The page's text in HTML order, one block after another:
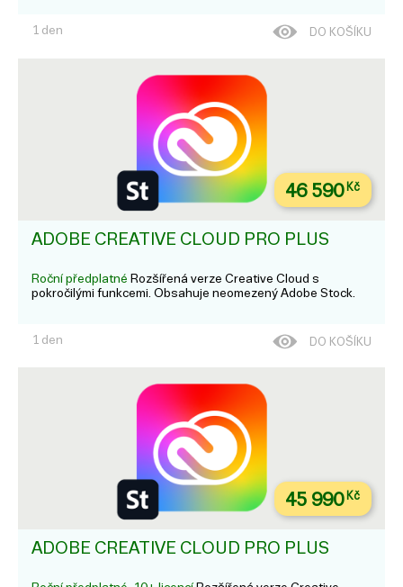
1 den DO KOŠÍKU
46 590Kč
ADOBE CREATIVE CLOUD PRO PLUS
Roční předplatné Rozšířená verze Creative Cloud s
pokročilými funkcemi. Obsahuje neomezený Adobe Stock.
1 den DO KOŠÍKU
45 990Kč
ADOBE CREATIVE CLOUD PRO PLUS